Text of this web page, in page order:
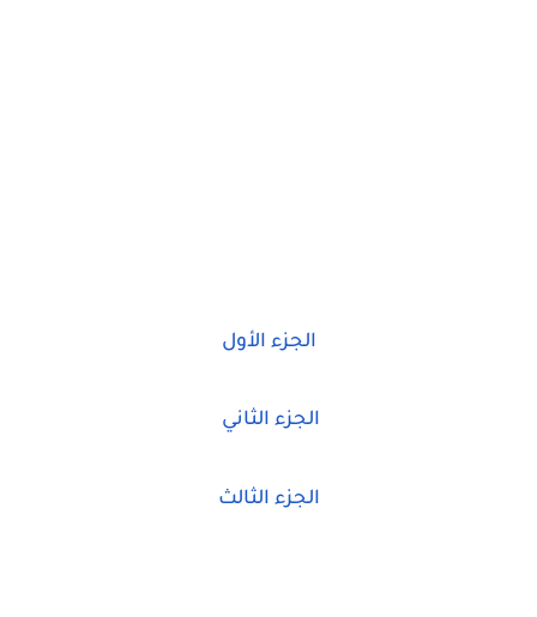
الجزء الأول
الجزء الثاني
الجزء الثالث